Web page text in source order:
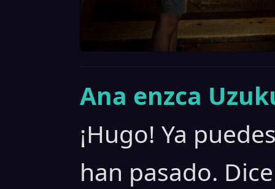
Ana enzca
¡Hugo! Ya
han pasado.